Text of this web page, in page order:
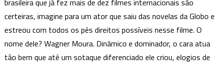
brasileira que já fez mais de dez filmes internacionais são
certeiras, imagine para um ator que saiu das novelas da Globo e
estreou com todos os pés direitos possíveis nesse filme. O
nome dele? Wagner Moura. Dinâmico e dominador, o cara atua
tão bem que até um sotaque diferenciado ele criou, elogios de